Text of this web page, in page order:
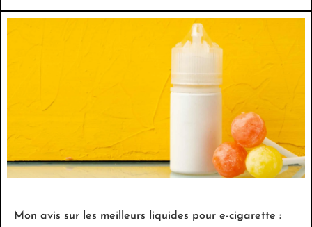
Mon avis sur les meilleurs liquides pour e-cigarette :